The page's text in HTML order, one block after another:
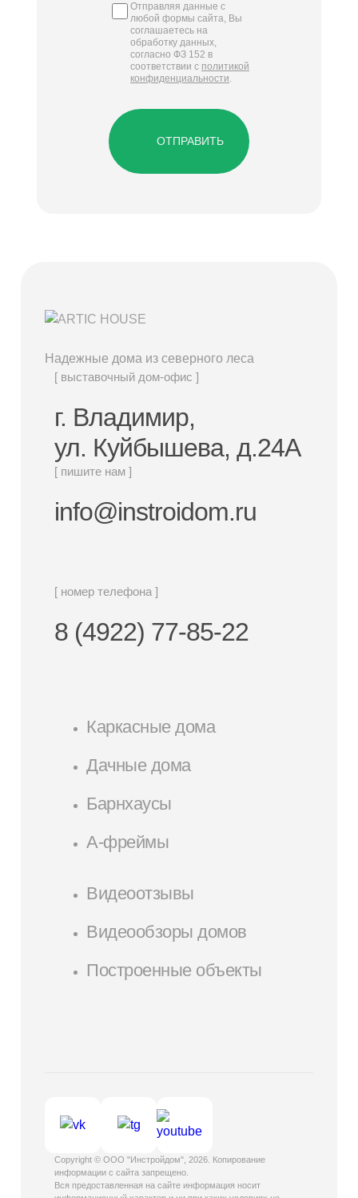
Отправляя данные с
любой формы сайта, Вы
соглашаетесь на
обработку данных,
согласно ФЗ 152 в
соответствии с политикой
конфиденциальности.
ОТПРАВИТЬ
Надежные дома из северного леса
[ выставочный дом-офис ]
г. Владимир,
ул. Куйбышева, д.24А
[ пишите нам ]
info@instroidom.ru
[ номер телефона ]
8 (4922) 77-85-22
Каркасные дома
Дачные дома
Барнхаусы
А-фреймы
Видеоотзывы
Видеообзоры домов
Построенные объекты
Copyright © ООО "Инстройдом", 2026. Копирование
информации с сайта запрещено.
Вся предоставленная на сайте информация носит